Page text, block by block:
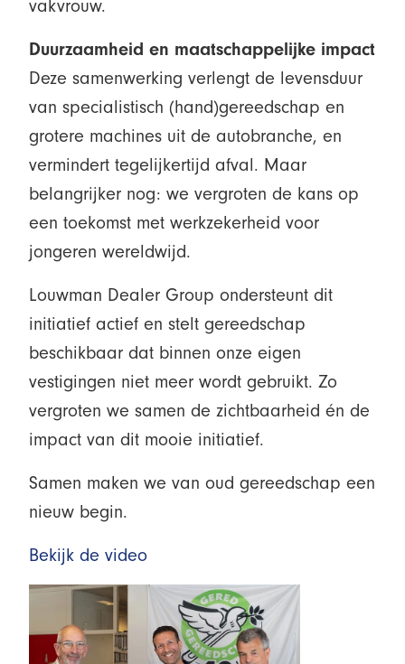
vakvrouw.
Duurzaamheid en maatschappelijke impact
Deze samenwerking verlengt de levensduur
van specialistisch (hand)gereedschap en
grotere machines uit de autobranche, en
vermindert tegelijkertijd afval. Maar
belangrijker nog: we vergroten de kans op
een toekomst met werkzekerheid voor
jongeren wereldwijd.
Louwman Dealer Group ondersteunt dit
initiatief actief en stelt gereedschap
beschikbaar dat binnen onze eigen
vestigingen niet meer wordt gebruikt. Zo
vergroten we samen de zichtbaarheid én de
impact van dit mooie initiatief.
Samen maken we van oud gereedschap een
nieuw begin.
Bekijk de video